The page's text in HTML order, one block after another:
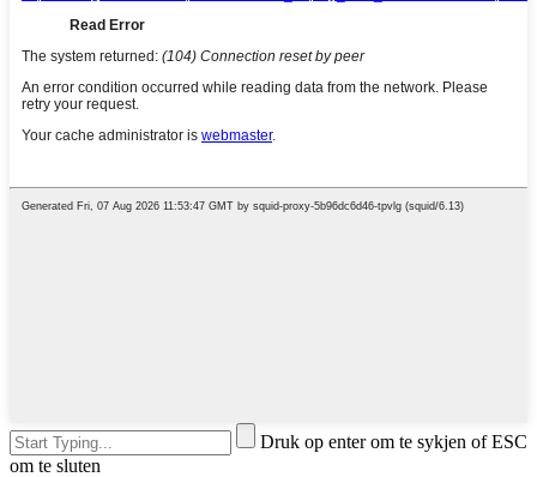
Druk op enter om te sykjen of ESC
om te sluten